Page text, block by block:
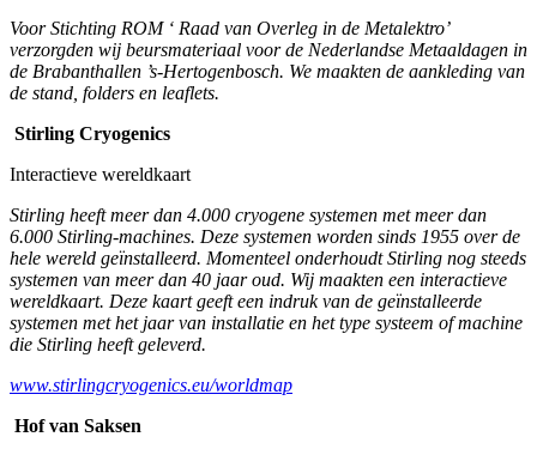
Voor Stichting ROM ‘ Raad van Overleg in de Metalektro’
verzorgden wij beursmateriaal voor de Nederlandse Metaaldagen in
de Brabanthallen ’s-Hertogenbosch. We maakten de aankleding van
de stand, folders en leaflets.
Stirling Cryogenics
Interactieve wereldkaart
Stirling heeft meer dan 4.000 cryogene systemen met meer dan
6.000 Stirling-machines. Deze systemen worden sinds 1955 over de
hele wereld geïnstalleerd. Momenteel onderhoudt Stirling nog steeds
systemen van meer dan 40 jaar oud. Wij maakten een interactieve
wereldkaart. Deze kaart geeft een indruk van de geïnstalleerde
systemen met het jaar van installatie en het type systeem of machine
die Stirling heeft geleverd.
www.stirlingcryogenics.eu/worldmap
Hof van Saksen